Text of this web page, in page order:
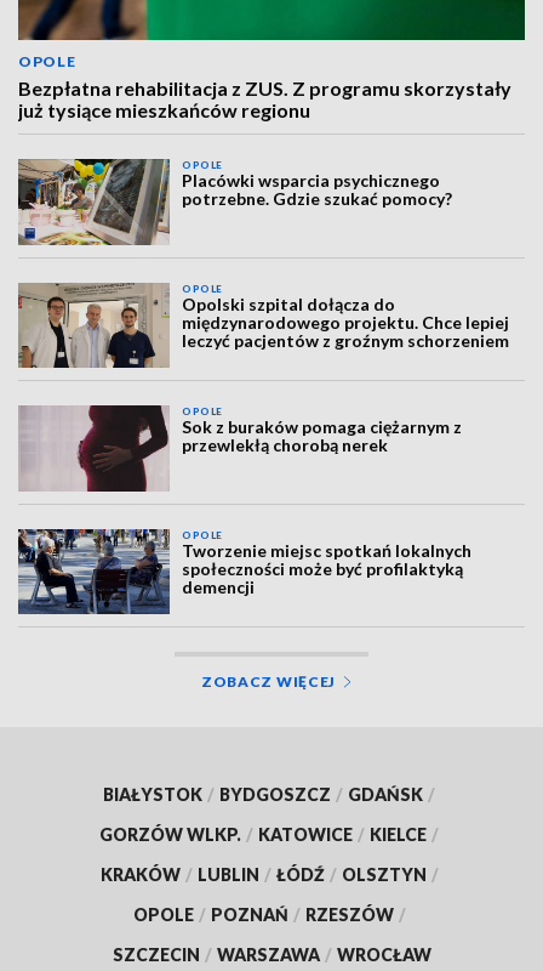
OPOLE
Bezpłatna rehabilitacja z ZUS. Z programu skorzystały
już tysiące mieszkańców regionu
OPOLE
Placówki wsparcia psychicznego
potrzebne. Gdzie szukać pomocy?
OPOLE
Opolski szpital dołącza do
międzynarodowego projektu. Chce lepiej
leczyć pacjentów z groźnym schorzeniem
OPOLE
Sok z buraków pomaga ciężarnym z
przewlekłą chorobą nerek
OPOLE
Tworzenie miejsc spotkań lokalnych
społeczności może być profilaktyką
demencji
ZOBACZ WIĘCEJ
BIAŁYSTOK / BYDGOSZCZ / GDAŃSK /
GORZÓW WLKP. / KATOWICE / KIELCE /
KRAKÓW / LUBLIN / ŁÓDŹ / OLSZTYN /
OPOLE / POZNAŃ / RZESZÓW /
SZCZECIN / WARSZAWA / WROCŁAW